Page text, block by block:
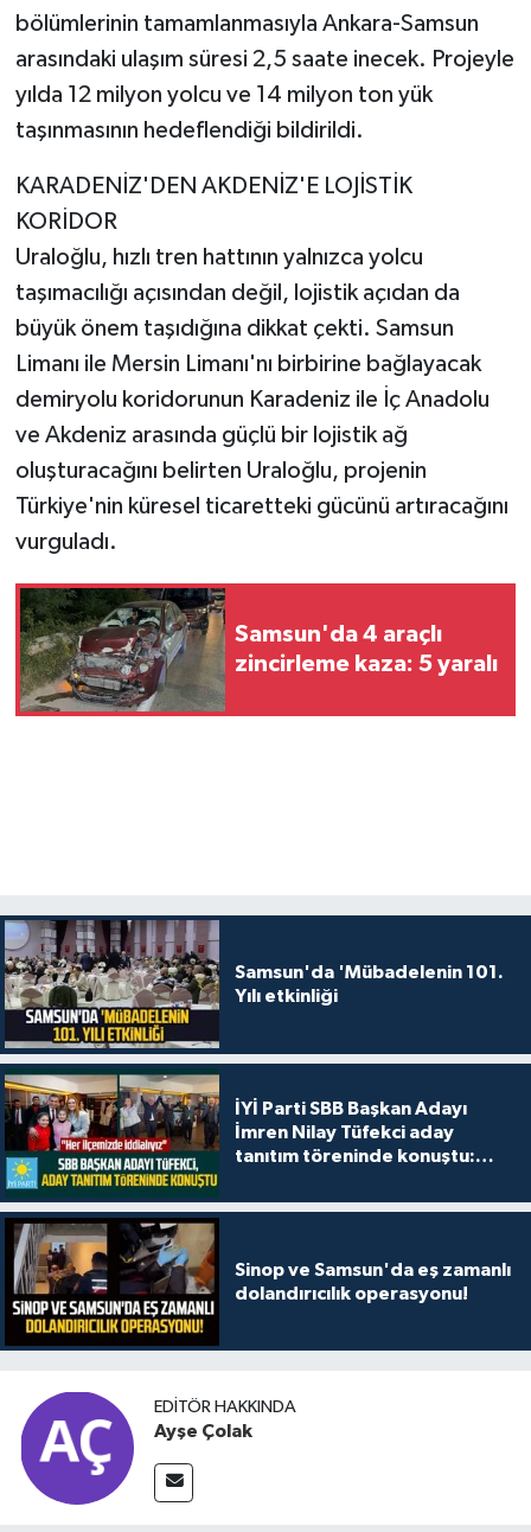
bölümlerinin tamamlanmasıyla Ankara-Samsun
arasındaki ulaşım süresi 2,5 saate inecek. Projeyle
yılda 12 milyon yolcu ve 14 milyon ton yük
taşınmasının hedeflendiği bildirildi.
KARADENİZ'DEN AKDENİZ'E LOJİSTİK
KORİDOR
Uraloğlu, hızlı tren hattının yalnızca yolcu
taşımacılığı açısından değil, lojistik açıdan da
büyük önem taşıdığına dikkat çekti. Samsun
Limanı ile Mersin Limanı'nı birbirine bağlayacak
demiryolu koridorunun Karadeniz ile İç Anadolu
ve Akdeniz arasında güçlü bir lojistik ağ
oluşturacağını belirten Uraloğlu, projenin
Türkiye'nin küresel ticaretteki gücünü artıracağını
vurguladı.
Samsun'da 4 araçlı
zincirleme kaza: 5 yaralı
Samsun'da 'Mübadelenin 101.
Yılı etkinliği
İYİ Parti SBB Başkan Adayı
İmren Nilay Tüfekci aday
tanıtım töreninde konuştu:
Sinop ve Samsun'da eş zamanlı
dolandırıcılık operasyonu!
EDITÖR HAKKINDA
Ayşe Çolak